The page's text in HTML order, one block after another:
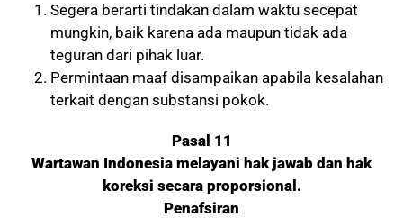
Segera berarti tindakan dalam waktu secepat
mungkin, baik karena ada maupun tidak ada
teguran dari pihak luar.
Permintaan maaf disampaikan apabila kesalahan
terkait dengan substansi pokok.
Pasal 11
Wartawan Indonesia melayani hak jawab dan hak
koreksi secara proporsional.
Penafsiran